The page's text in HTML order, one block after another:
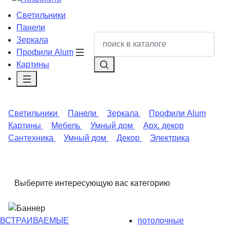
Светильники
Панели
Зеркала
Профили Alum
Картины
Светильники Панели Зеркала
Профили Alum
Картины
Мебель Умный дом
Арх. декор
Сантехника
Умный дом Декор Электрика
Выберите интересующую вас категорию
ВСТРАИВАЕМЫЕ
потолочные